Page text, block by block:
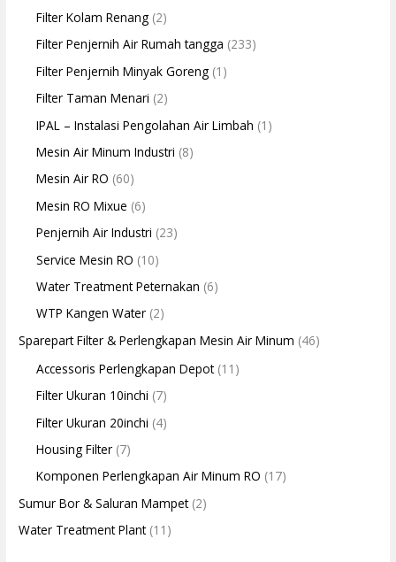
Filter Kolam Renang (2)
Filter Penjernih Air Rumah tangga (233)
Filter Penjernih Minyak Goreng (1)
Filter Taman Menari (2)
IPAL – Instalasi Pengolahan Air Limbah (1)
Mesin Air Minum Industri (8)
Mesin Air RO (60)
Mesin RO Mixue (6)
Penjernih Air Industri (23)
Service Mesin RO (10)
Water Treatment Peternakan (6)
WTP Kangen Water (2)
Sparepart Filter & Perlengkapan Mesin Air Minum (46)
Accessoris Perlengkapan Depot(11)
Filter Ukuran 10inchi (7)
Filter Ukuran 20inchi (4)
Housing Filter (7)
Komponen Perlengkapan Air Minum RO (17)
Sumur Bor & Saluran Mampet(2)
Water Treatment Plant(11)